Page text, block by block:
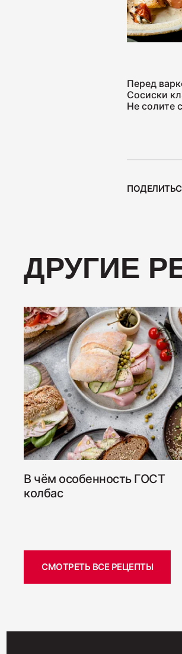
Перед
Сосиски
Не солите
ДРУГИЕ
В чём особенность ГОСТ
колбас
СМОТРЕТЬ ВСЕ РЕЦЕПТЫ